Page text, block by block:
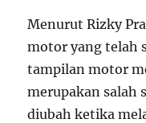
Menurut Rizky
motor yang telah
tampilan motor
merupakan salah
diubah ketika